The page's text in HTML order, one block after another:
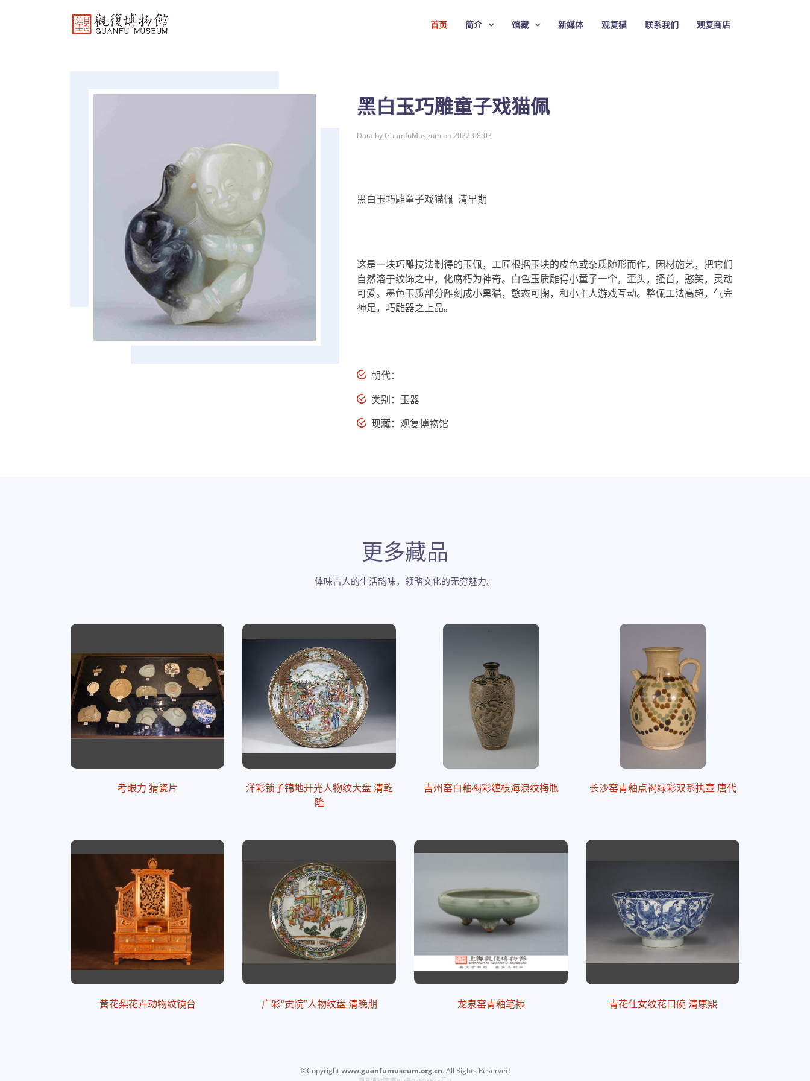
首页 简介 馆藏 新媒体 观复猫 联系我们 观复商店
黑白玉巧雕童子戏猫佩
Data by GuamfuMuseum on 2022-08-03
黑白玉巧雕童子戏猫佩 清早期
这是一块巧雕技法制得的玉佩，工匠根据玉块的皮色或杂质随形而作，因材施艺，把它们
自然溶于纹饰之中，化腐朽为神奇。白色玉质雕得小童子一个，歪头，搔首，憨笑，灵动
可爱。墨色玉质部分雕刻成小黑猫，憨态可掬，和小主人游戏互动。整佩工法高超，气完
神足，巧雕器之上品。
朝代：
类别：玉器
现藏：观复博物馆
更多藏品
体味古人的生活韵味，领略文化的无穷魅力。
考眼力 猜瓷片
洋彩锁子锦地开光人物纹大盘 清乾
隆
吉州窑白釉褐彩缠枝海浪纹梅瓶 长沙窑青釉点褐绿彩双系执壶 唐代
黄花梨花卉动物纹镜台 广彩“贡院”人物纹盘 清晚期 龙泉窑青釉笔掭 青花仕女纹花口碗 清康熙
©Copyrightwww.guanfumuseum.org.cn. All Rights Reserved